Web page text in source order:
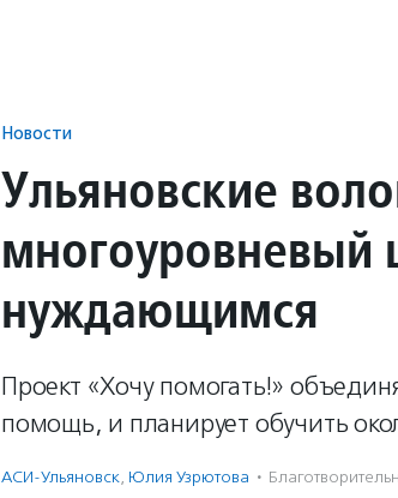
Новости
Ульяновские
нуждающимся
Проект «Хочу помогать!»
помощь, и планирует обучить
АСИ-Ульяновск, Юлия Узрютова ·